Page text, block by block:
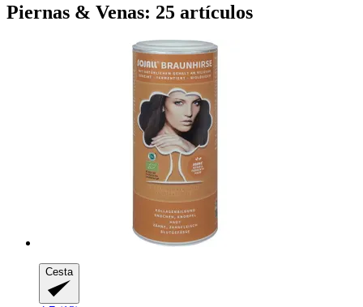
Piernas & Venas: 25 artículos
Cesta